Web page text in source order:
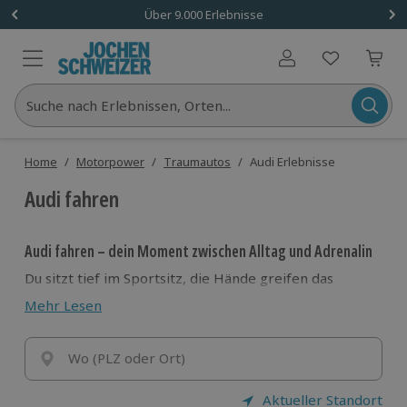
Über 9.000 Erlebnisse
Benutzerkonto
Suche nach Erlebnissen, Orten...
Home / Motorpower / Traumautos / Audi Erlebnisse
Audi fahren
Audi fahren – dein Moment zwischen Alltag und Adrenalin
Du sitzt tief im Sportsitz, die Hände greifen das
Lenkrad, vor dir liegt die Strecke. Ein Druck auf den
Startknopf – und der Motor erwacht. Kein Geräusch,
sondern ein Statement. Genau das bedeutetAudi
fahren: Technik, Präzision und pure Performance im
Einklang.
träumst oder ein
Mehr Lesen
Wo (PLZ oder Ort)
Aktueller Standort